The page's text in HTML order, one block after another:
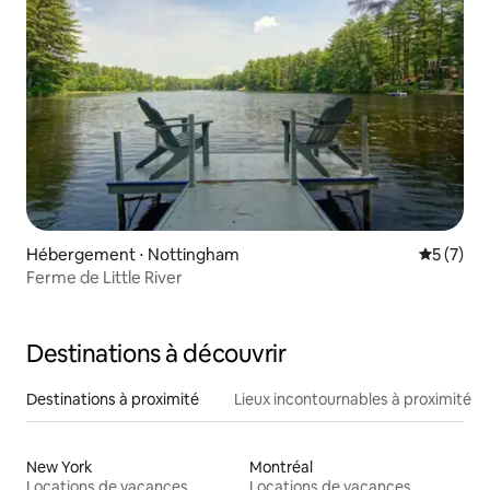
Hébergement ⋅ Nottingham
5 (7)
Ferme de Little River
Destinations à découvrir
Destinations à proximité Lieux incontournables à proximité
New York
Montréal